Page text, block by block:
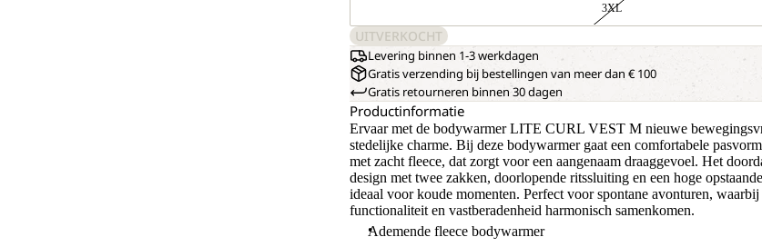
3XL
UITVERKOCHT
Levering binnen 1-3 werkdagen
Gratis verzending bij bestellingen van meer dan € 100
Gratis retourneren binnen 30 dagen
Productinformatie
Ervaar met de bodywarmer LITE CURL VEST M nieuwe
stedelijke charme. Bij deze bodywarmer gaat een comfortabele
met zacht fleece, dat zorgt voor een aangenaam draaggevoel. Het
design met twee zakken, doorlopende ritssluiting en een hoge
ideaal voor koude momenten. Perfect voor spontane avonturen, waarbij
functionaliteit en vastberadenheid harmonisch samenkomen.
Ademende fleece bodywarmer